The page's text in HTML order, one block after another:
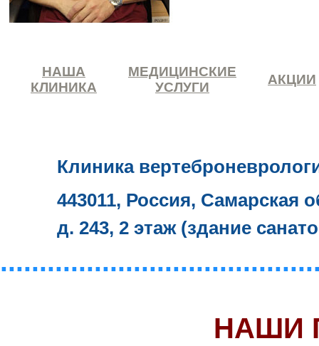
НАША
КЛИНИКА
МЕДИЦИНСКИЕ
УСЛУГИ
АКЦИИ
Клиника
443011, Россия, Самарская
д. 243, 2 этаж (здание
НАШИ